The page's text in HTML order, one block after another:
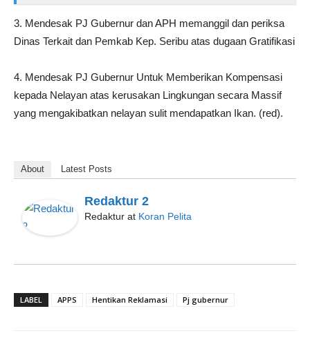
3. Mendesak PJ Gubernur dan APH memanggil dan periksa
Dinas Terkait dan Pemkab Kep. Seribu atas dugaan Gratifikasi
4. Mendesak PJ Gubernur Untuk Memberikan Kompensasi
kepada Nelayan atas kerusakan Lingkungan secara Massif
yang mengakibatkan nelayan sulit mendapatkan Ikan. (red).
About Latest Posts
Redaktur 2
Redaktur at Koran Pelita
LABEL APPS Hentikan Reklamasi Pj gubernur